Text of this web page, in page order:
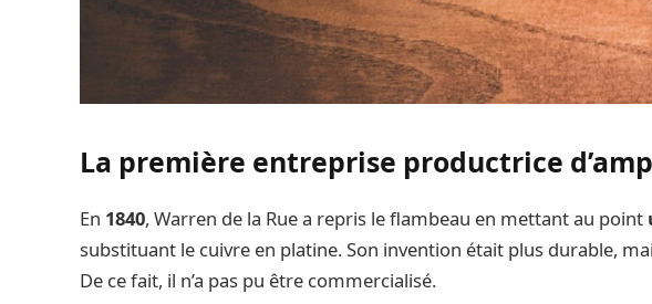
La première entreprise productrice
En 1840, Warren de la Rue a repris le flambeau en mettant au point
substituant le cuivre en platine. Son invention était plus durable,
De ce fait, il n’a pas pu être commercialisé.